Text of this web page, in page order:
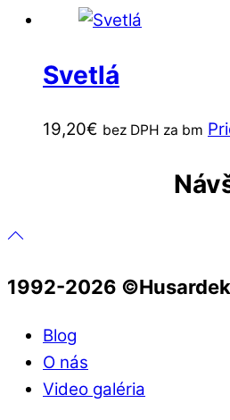
Svetlá
19,20€ bez DPH za bm
1992-2026
Blog
O nás
Video galéria